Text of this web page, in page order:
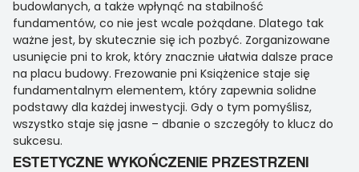
budowlanych, a także wpłynąć na stabilność
fundamentów, co nie jest wcale pożądane. Dlatego tak
ważne jest, by skutecznie się ich pozbyć. Zorganizowane
usunięcie pni to krok, który znacznie ułatwia dalsze prace
na placu budowy. Frezowanie pni Książenice staje się
fundamentalnym elementem, który zapewnia solidne
podstawy dla każdej inwestycji. Gdy o tym pomyślisz,
wszystko staje się jasne – dbanie o szczegóły to klucz do
sukcesu.
ESTETYCZNE WYKOŃCZENIE PRZESTRZENI